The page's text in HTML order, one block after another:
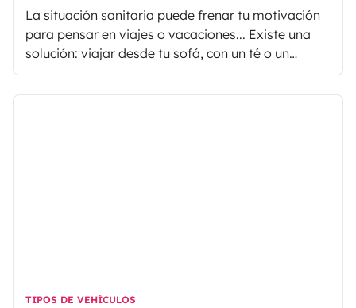
La situación sanitaria puede frenar tu motivación
para pensar en viajes o vacaciones... Existe una
solución: viajar desde tu sofá, con un té o un
chocolate caliente en la mano. Déjate guiar
gracias a estos videos relajantes, que te hacen
TIPOS DE VEHÍCULOS